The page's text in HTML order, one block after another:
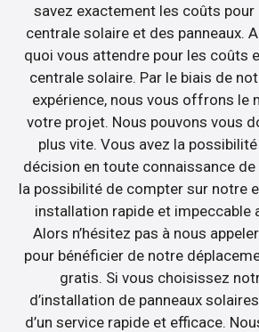
savez exactement les coûts pour
centrale solaire et des panneaux.
quoi vous attendre pour les coûts
centrale solaire. Par le biais de
expérience, nous vous offrons le
votre projet. Nous pouvons vous
plus vite. Vous avez la
décision en toute connaissance de
la possibilité de compter sur notre
installation rapide et impeccable
Alors n’hésitez pas à nous
pour bénéficier de notre
gratis. Si vous choisissez
d’installation de panneaux
d’un service rapide et efficace.